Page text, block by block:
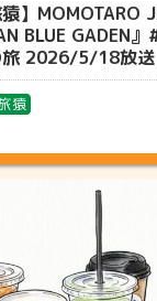
】MOMOTARO
BLUE GADEN
旅 2026/5/18放送
猿